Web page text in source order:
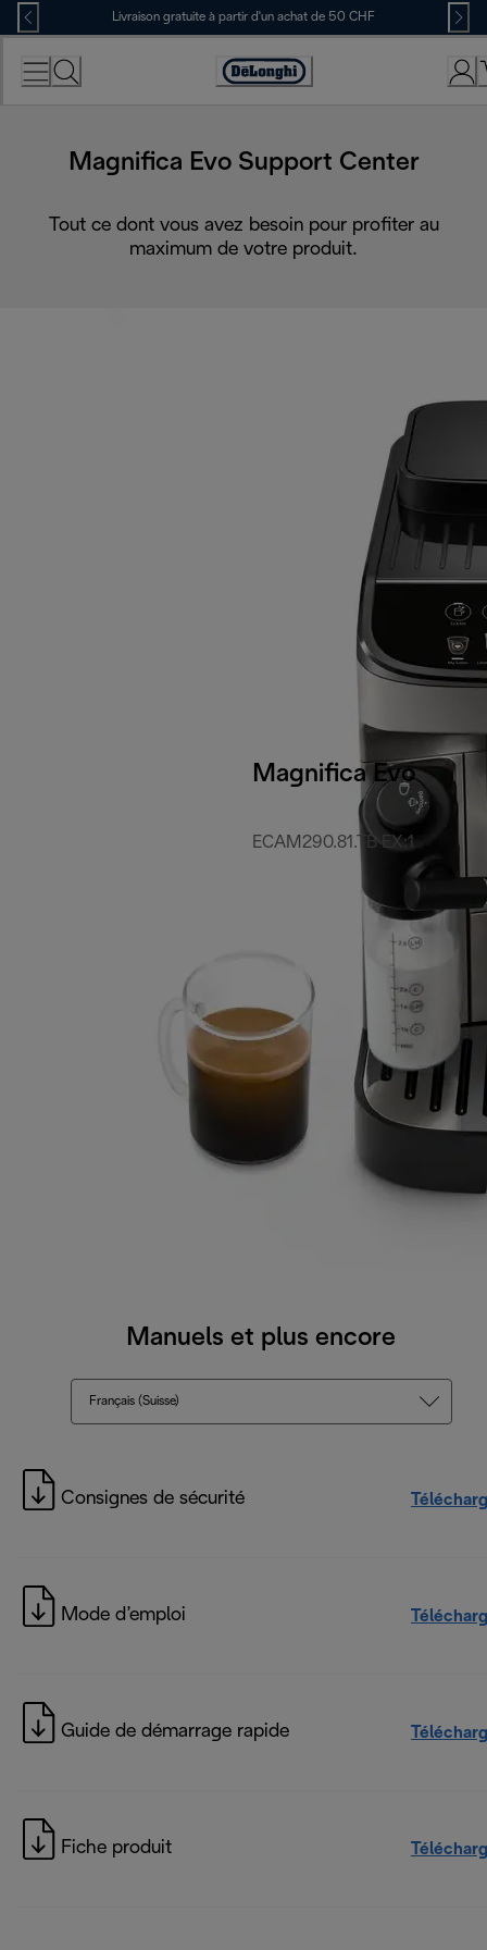
Skip
to
Content
Livraison gratuite à partir d'un achat de 50 CHF
Déclaration
Magnifica Evo Support Center
Tout ce dont vous avez besoin pour profiter au
maximum de votre produit.
Magnifica Evo
ECAM290.81.TB EX:1
Manuels et plus encore
Français (Suisse)
Consignes de sécurité
Mode d’emploi
Guide de démarrage rapide
Fiche produit